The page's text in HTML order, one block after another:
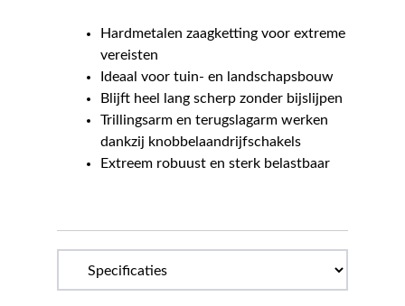
Hardmetalen zaagketting voor extreme
vereisten
Ideaal voor tuin- en landschapsbouw
Blijft heel lang scherp zonder bijslijpen
Trillingsarm en terugslagarm werken
dankzij knobbelaandrijfschakels
Extreem robuust en sterk belastbaar